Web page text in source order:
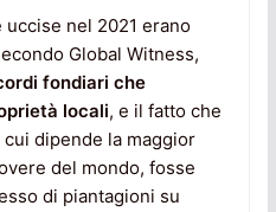
nel 2021 erano
Global Witness,
fondiari che
locali, e il fatto che
cui dipende la maggior
del mondo, fosse
di piantagioni su